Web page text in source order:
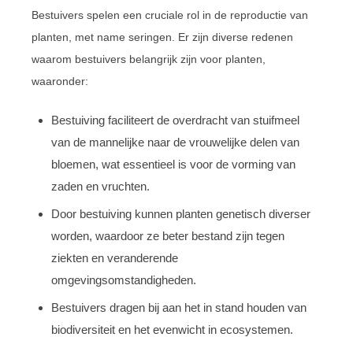
Bestuivers spelen een cruciale rol in de reproductie van
planten, met name seringen. Er zijn diverse redenen
waarom bestuivers belangrijk zijn voor planten,
waaronder:
Bestuiving faciliteert de overdracht van stuifmeel
van de mannelijke naar de vrouwelijke delen van
bloemen, wat essentieel is voor de vorming van
zaden en vruchten.
Door bestuiving kunnen planten genetisch diverser
worden, waardoor ze beter bestand zijn tegen
ziekten en veranderende
omgevingsomstandigheden.
Bestuivers dragen bij aan het in stand houden van
biodiversiteit en het evenwicht in ecosystemen.